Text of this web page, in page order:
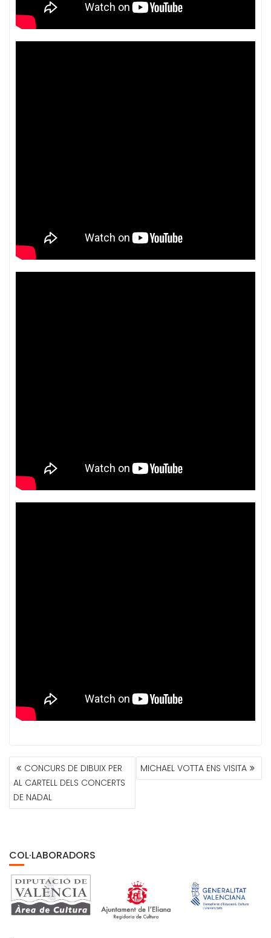
NAVEGACIÓN
DE
ENTRADAS
CONCURS DE DIBUIX PER
AL CARTELL DELS CONCERTS
DE NADAL
MICHAEL VOTTA ENS VISITA
COL·LABORADORS